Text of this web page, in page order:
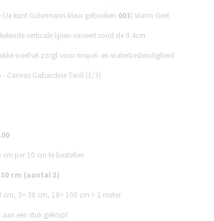
(Je kunt Gütermann-kleur gebruiken 001) Warm Geel
verticale lijnen varieert rond de 0.4cm
weefsel zorgt voor rimpel- en waterbestendigheid
- Canvas Gabardine Twill (1/3)
cm per 10 cm te bestellen
cm (aantal 3)
cm, 3= 30 cm, 10= 100 cm = 1 meter
een stuk geknipt